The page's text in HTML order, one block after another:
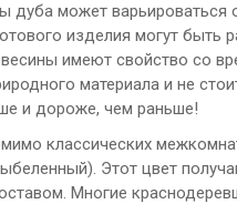
дуба может
изделия могут быть
имеют свойство со
материала и не
и дороже, чем раньше!
классических
Этот цвет
Многие